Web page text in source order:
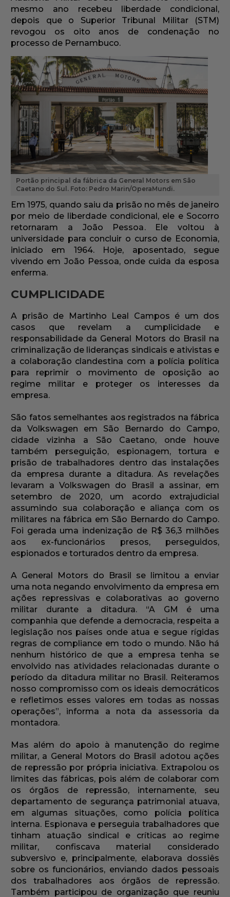
mesmo ano recebeu liberdade condicional,
depois que o Superior Tribunal Militar (STM)
revogou os oito anos de condenação no
processo de Pernambuco.
Portão principal da fábrica da General Motors em São
Caetano do Sul. Foto: Pedro Marin/OperaMundi.
Em 1975, quando saiu da prisão no mês de janeiro
por meio de liberdade condicional, ele e Socorro
retornaram a João Pessoa. Ele voltou à
universidade para concluir o curso de Economia,
iniciado em 1964. Hoje, aposentado, segue
vivendo em João Pessoa, onde cuida da esposa
enferma.
CUMPLICIDADE
A prisão de Martinho Leal Campos é um dos
casos que revelam a cumplicidade e
responsabilidade da General Motors do Brasil na
criminalização de lideranças sindicais e ativistas e
a colaboração clandestina com a polícia política
para reprimir o movimento de oposição ao
regime militar e proteger os interesses da
empresa.
São fatos semelhantes aos registrados na fábrica
da Volkswagen em São Bernardo do Campo,
cidade vizinha a São Caetano, onde houve
também perseguição, espionagem, tortura e
prisão de trabalhadores dentro das instalações
da empresa durante a ditadura. As revelações
levaram a Volkswagen do Brasil a assinar, em
setembro de 2020, um acordo extrajudicial
assumindo sua colaboração e aliança com os
militares na fábrica em São Bernardo do Campo.
Foi gerada uma indenização de R$ 36,3 milhões
aos ex-funcionários presos, perseguidos,
espionados e torturados dentro da empresa.
A General Motors do Brasil se limitou a enviar
uma nota negando envolvimento da empresa em
ações repressivas e colaborativas ao governo
militar durante a ditadura. “A GM é uma
companhia que defende a democracia, respeita a
legislação nos países onde atua e segue rígidas
regras de compliance em todo o mundo. Não há
nenhum histórico de que a empresa tenha se
envolvido nas atividades relacionadas durante o
período da ditadura militar no Brasil. Reiteramos
nosso compromisso com os ideais democráticos
e refletimos esses valores em todas as nossas
operações”, informa a nota da assessoria da
montadora.
Mas além do apoio à manutenção do regime
militar, a General Motors do Brasil adotou ações
de repressão por própria iniciativa. Extrapolou os
limites das fábricas, pois além de colaborar com
os órgãos de repressão, internamente, seu
departamento de segurança patrimonial atuava,
em algumas situações, como polícia política
interna. Espionava e perseguia trabalhadores que
tinham atuação sindical e críticas ao regime
militar, confiscava material considerado
subversivo e, principalmente, elaborava dossiês
sobre os funcionários, enviando dados pessoais
dos trabalhadores aos órgãos de repressão.
Também participou de organização que reuniu